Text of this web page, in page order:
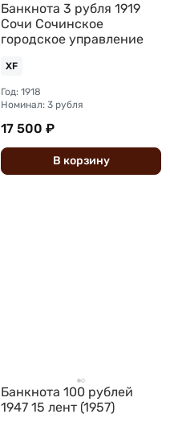
Банкнота 3 рубля 1919
Сочи Сочинское
городское управление
XF
Год: 1918
Номинал: 3 рубля
17 500 ₽
В корзину
Банкнота 100 рублей
1947 15 лент (1957)